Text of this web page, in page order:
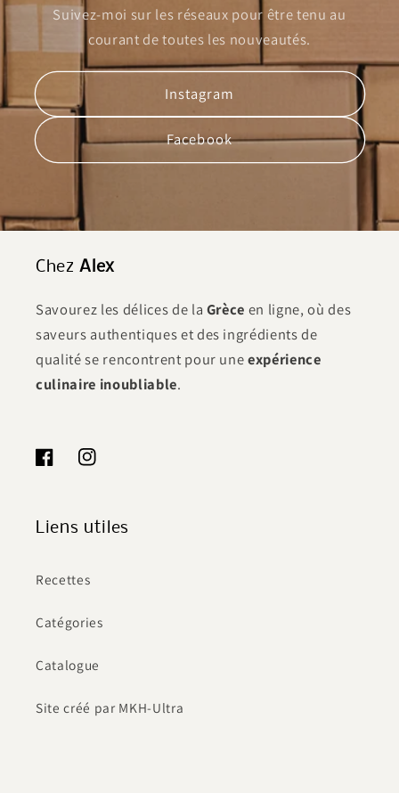
Suivez-moi sur les réseaux pour être tenu au
courant de toutes les nouveautés.
Instagram
Facebook
Chez Alex
Savourez les délices de la Grèce en ligne, où des
saveurs authentiques et des ingrédients de
qualité se rencontrent pour uneexpérience
culinaire inoubliable.
FacebookInstagram
Liens utiles
Recettes
Catégories
Catalogue
Site créé par MKH-Ultra